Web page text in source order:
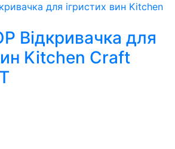
Відкривачка для
Kitchen Craft